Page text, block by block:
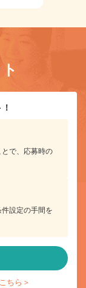
で、応募時の
設定の手間を
ちら＞